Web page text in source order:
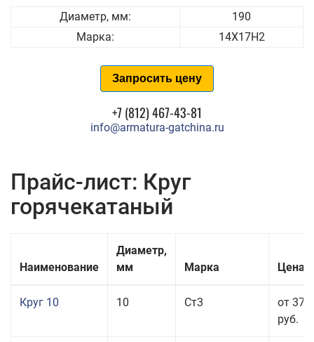
Диаметр, мм:
190
Марка:
14Х17Н2
Запросить цену
+7 (812) 467-43-81
info@armatura-gatchina.ru
Прайс-лист: Круг
горячекатаный
Наименование
Диаметр,
мм
Марка Цена
Круг 10 10 Ст3
от 37
руб.